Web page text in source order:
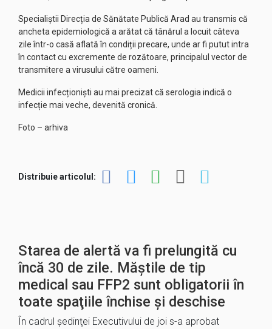
Specialiștii Direcția de Sănătate Publică Arad au transmis că
ancheta epidemiologică a arătat că tânărul a locuit câteva
zile într-o casă aflată în condiții precare, unde ar fi putut intra
în contact cu excremente de rozătoare, principalul vector de
transmitere a virusului către oameni.
Medicii infecționiști au mai precizat că serologia indică o
infecție mai veche, devenită cronică.
Foto – arhiva
Distribuie articolul:
Starea de alertă va fi prelungită cu
încă 30 de zile. Măştile de tip
medical sau FFP2 sunt obligatorii în
toate spaţiile închise şi deschise
În cadrul şedinţei Executivului de joi s-a aprobat